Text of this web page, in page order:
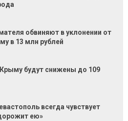
обвиняют в уклонении от
в 13 млн рублей
будут снижены до 109
всегда чувствует
ею»